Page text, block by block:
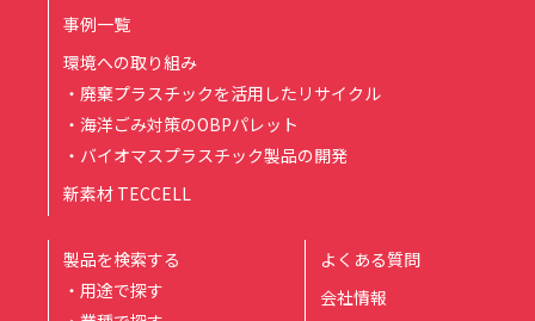
事例一覧
環境への取り組み
・廃棄プラスチックを活用したリサイクル
・海洋ごみ対策のOBPパレット
・バイオマスプラスチック製品の開発
新素材 TECCELL
製品を検索する
・用途で探す
よくある質問
会社情報